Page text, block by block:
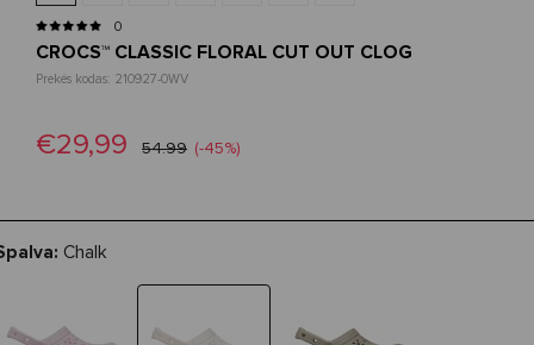
0
CROCS™ CLASSIC FLORAL CUT OUT CLOG
Prekės kodas: 210927-0WV
€29,99 54.99 (-45%)
Chalk